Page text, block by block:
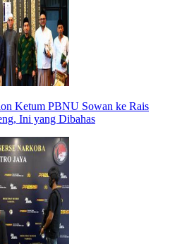
Ketum PBNU Sowan ke Rais
Ini yang Dibahas